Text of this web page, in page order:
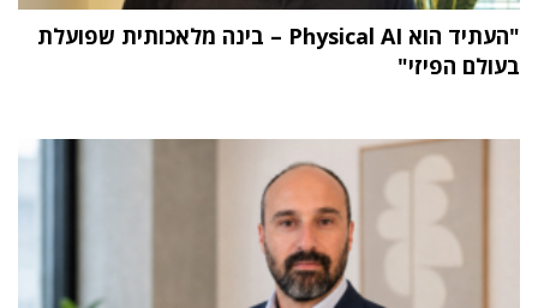
"העתיד הוא Physical AI – בינה מלאכותית שפועלת
בעולם הפיזי"